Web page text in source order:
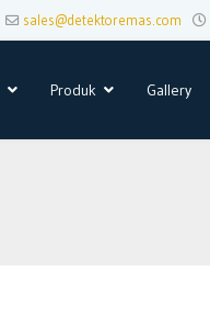
sales@detektoremas.com
Produk Gallery